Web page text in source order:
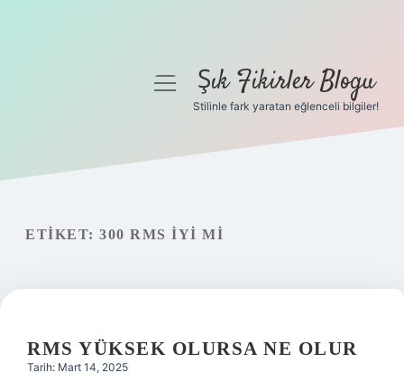
Gizlilik Politikası
menüyüŞık Fikirler Blogu
Stilinle fark yaratan eğlenceli bilgiler!
ETIKET: 300 RMS IYI MI
RMS YÜKSEK OLURSA NE OLUR
Tarih: Mart 14, 2025